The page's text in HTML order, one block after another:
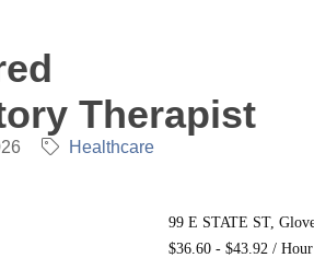
Therapist
Healthcare
99 E STATE ST,
$36.60 - $43.92 / Hour